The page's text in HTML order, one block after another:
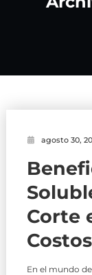
agosto 30,
Corte
En el mundo